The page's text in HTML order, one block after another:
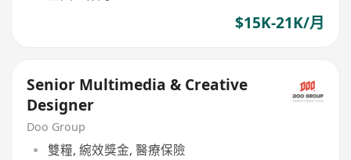
$15K-21K/月
Senior Multimedia & Creative
Designer
Doo Group
雙糧, 綩效獎金, 醫療保險